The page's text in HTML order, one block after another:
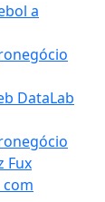
a
DataLab
Fux